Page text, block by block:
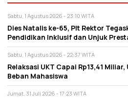
Sabtu, 1 Agustus 2026 - 23:10 WITA
Dies Natalis ke-65, Plt Rektor
Pendidikan Inklusif dan Unjuk
Sabtu, 1 Agustus 2026 - 22:37 WITA
Relaksasi UKT Capai Rp13,41
Beban Mahasiswa
Jumat, 31 Juli 2026 - 17:23 WITA